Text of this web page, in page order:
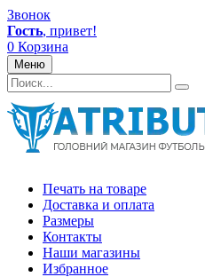
Звонок
Гость, привет!
0 Корзина
Меню
Печать на товаре
Доставка и оплата
Размеры
Контакты
Наши магазины
Избранное